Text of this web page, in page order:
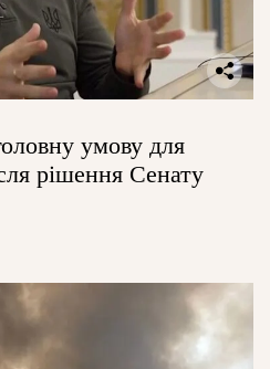
умову для
рішення Сенату